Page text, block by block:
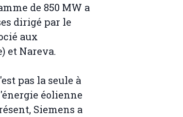
de 850 MW a
dirigé par le
aux
et Nareva.
pas la seule à
éolienne
Siemens a